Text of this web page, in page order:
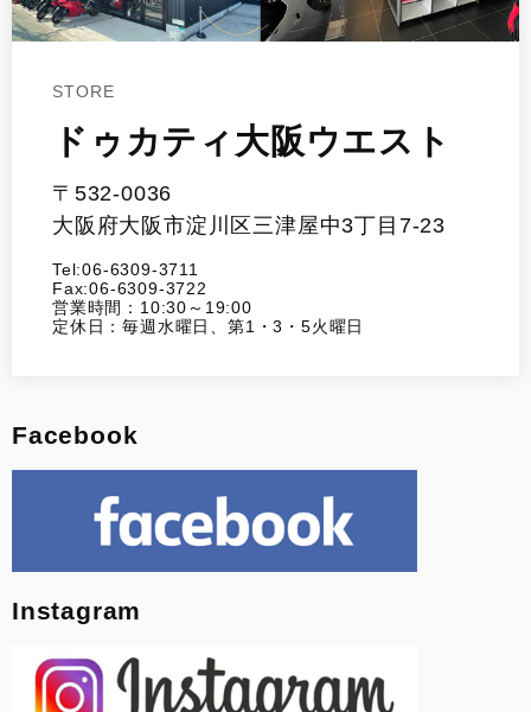
STORE
ドゥカティ大阪ウエスト
〒532-0036
大阪府大阪市淀川区三津屋中3丁目7-23
Tel:06-6309-3711
Fax:06-6309-3722
営業時間：10:30～19:00
定休日：毎週水曜日、第1・3・5火曜日
Facebook
Instagram